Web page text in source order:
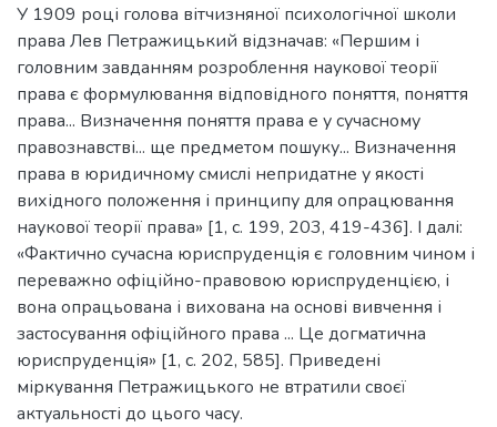
У 1909 році голова вітчизняної психологічної школи
права Лев Петражицький відзначав: «Першим і
головним завданням розроблення наукової теорії
права є формулювання відповідного поняття, поняття
права... Визначення поняття права е у сучасному
правознавстві... ще предметом пошуку... Визначення
права в юридичному смислі непридатне у якості
вихідного положення і принципу для опрацювання
наукової теорії права» [1, с. 199, 203, 419-436]. І далі:
«Фактично сучасна юриспруденція є головним чином і
переважно офіційно-правовою юриспруденцією, і
вона опрацьована і вихована на основі вивчення і
застосування офіційного права ... Це догматична
юриспруденція» [1, с. 202, 585]. Приведені
міркування Петражицького не втратили своєї
актуальності до цього часу.